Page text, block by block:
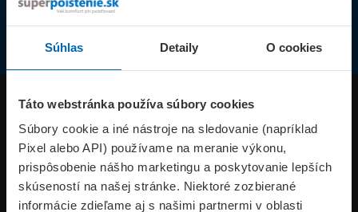
Súhlas Detaily O cookies
Táto webstránka používa súbory cookies
Súbory cookie a iné nástroje na sledovanie (napríklad
Pixel alebo API) používame na meranie výkonu,
prispôsobenie nášho marketingu a poskytovanie lepších
skúseností na našej stránke. Niektoré zozbierané
informácie zdieľame aj s našimi partnermi v oblasti
Přejít na úvodní stránku
Produkty
Superpoistenie.sk
Informácie